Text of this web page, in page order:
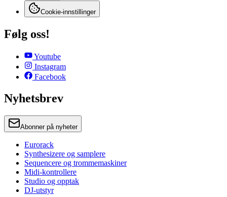
Cookie-innstillinger
Følg oss!
Youtube
Instagram
Facebook
Nyhetsbrev
Abonner på nyheter
Eurorack
Synthesizere og samplere
Sequencere og trommemaskiner
Midi-kontrollere
Studio og opptak
DJ-utstyr